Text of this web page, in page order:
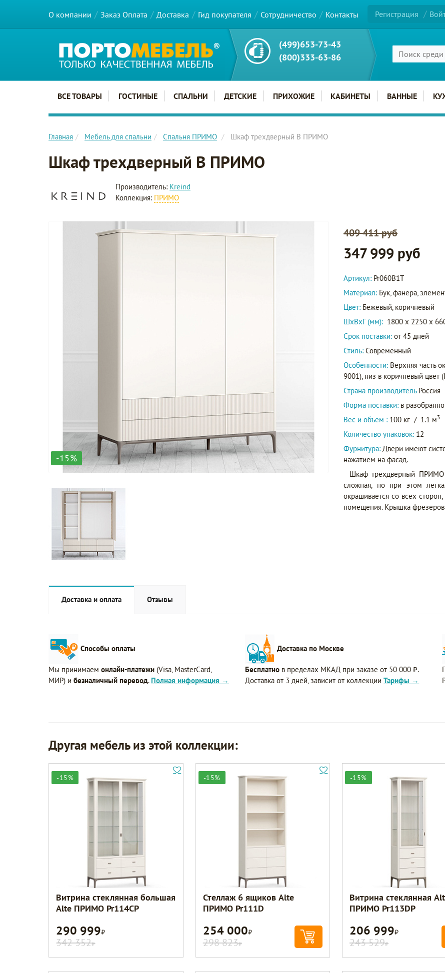
О компании Заказ Оплата Доставка Гид покупателя Сотрудничество Контакты Регистрация
(499)653-73-43
(800)333-63-86
Главное меню сайта
ВСЕ ТОВАРЫ ГОСТИНЫЕ СПАЛЬНИ ДЕТСКИЕ ПРИХОЖИЕ КАБИНЕТЫ ВАННЫЕ
Главная Мебель для спальни Спальня ПРИМО Шкаф трехдверный B ПРИМО
Шкаф трехдверный B ПРИМО
Производитель: Kreind
Коллекция: ПРИМО
-15%
409 411 руб
347 999 руб
Артикул: Pr060B1T
Материал: Бук, фанера,
Цвет: Бежевый, коричневый
ШxВxГ (мм): 1800 x 2250 x
Срок поставки: от 45 дней
Стиль: Современный
Особенности: Верхняя часть
9001), низ в коричневый цвет
Страна производитель Россия
Форма поставки: в
Вес и объем : 100 кг / 1.1 м3
Количество упаковок: 12
Фурнитура: Двери имеют
нажатием на фасад.
Шкаф трехдверный ПРИМО
сложная, но при этом
окрашивается со всех
помещения. Крышка
Доставка и оплата Отзывы
Способы оплаты
Мы принимаем онлайн-платежи (Visa, MasterCard,
МИР) и безналичный перевод. Полная информация →
Доставка по Москве
Бесплатно в пределах МКАД при заказе от 50 000 ₽.
Доставка от 3 дней, зависит от коллекцииТарифы →
Другая мебель из этой коллекции:
-15%
Витрина стеклянная большая
Alte ПРИМО Pr114CP
290 999Р
342 352Р
-15%
Стеллаж 6 ящиков Alte
ПРИМО Pr111D
254 000Р
298 823Р
-15%
Витрина стеклянная
ПРИМО Pr113DP
206 999Р
243 529Р